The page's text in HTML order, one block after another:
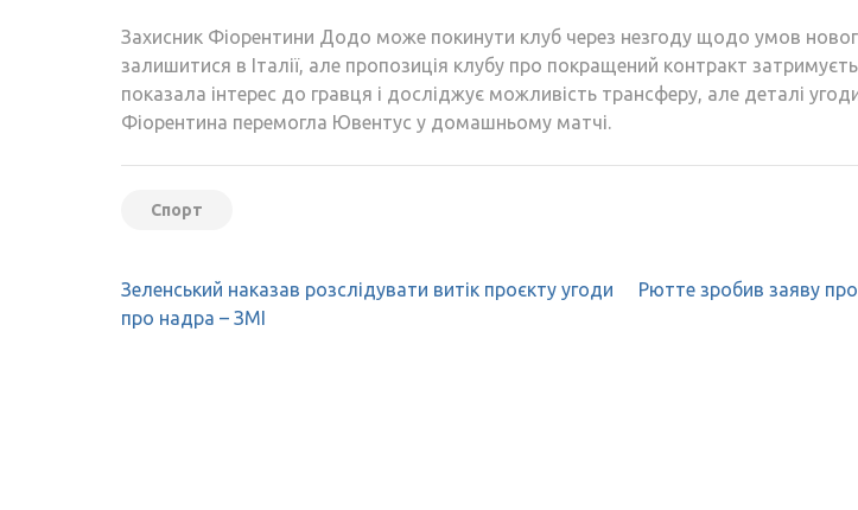
Захисник Фіорентини Додо може покинути клуб через незгоду щодо умов
залишитися в Італії, але пропозиція клубу про покращений контракт
показала інтерес до гравця і досліджує можливість трансферу, але деталі
Фіорентина перемогла Ювентус у домашньому матчі.
Спорт
Навігація
записів
Зеленський наказав розслідувати витік проєкту угоди
про надра – ЗМІ
Рютте зробив заяву